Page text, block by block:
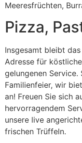
Meeresfrüchten,
Pizza,
Insgesamt bleibt
Adresse für
gelungenen
Familienfeier, wir
an! Freuen Sie sich
hervorragendem
unsere live
frischen Trüffeln.